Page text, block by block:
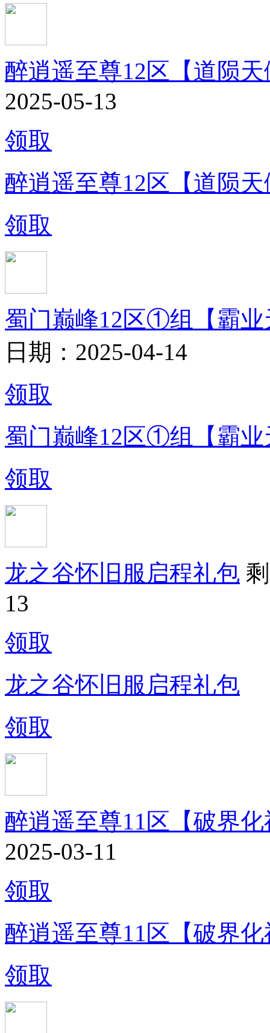
醉逍遥至尊12区【道陨
2025-05-13
领取
醉逍遥至尊12区【道陨
领取
蜀门巅峰12区①组【霸业
日期：2025-04-14
领取
蜀门巅峰12区①组【霸业
领取
龙之谷怀旧服启程礼包
13
领取
龙之谷怀旧服启程礼包
领取
醉逍遥至尊11区【破界
2025-03-11
领取
醉逍遥至尊11区【破界
领取